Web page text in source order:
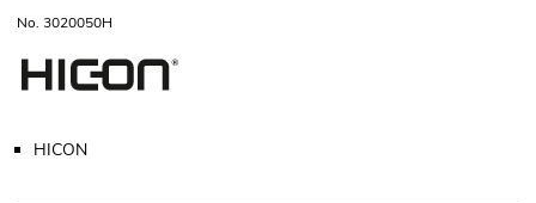
No. 3020050H
HICON